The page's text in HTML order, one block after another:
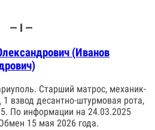
— І —
(Иванов
Старший матрос, механик-
взвод десантно-штурмовая рота,
По информации на 24.03.2025
15 мая 2026 года.